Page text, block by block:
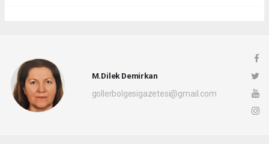
M.Dilek Demirkan
gollerbolgesigazetesi@gmail.com